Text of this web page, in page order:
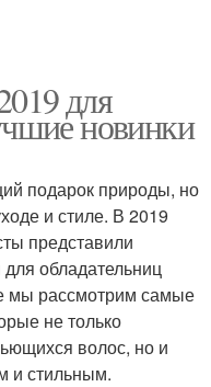
для
новинки
подарок природы, но
и стиле. В 2019
представили
обладательниц
мы рассмотрим самые
не только
волос, но и
и стильным.